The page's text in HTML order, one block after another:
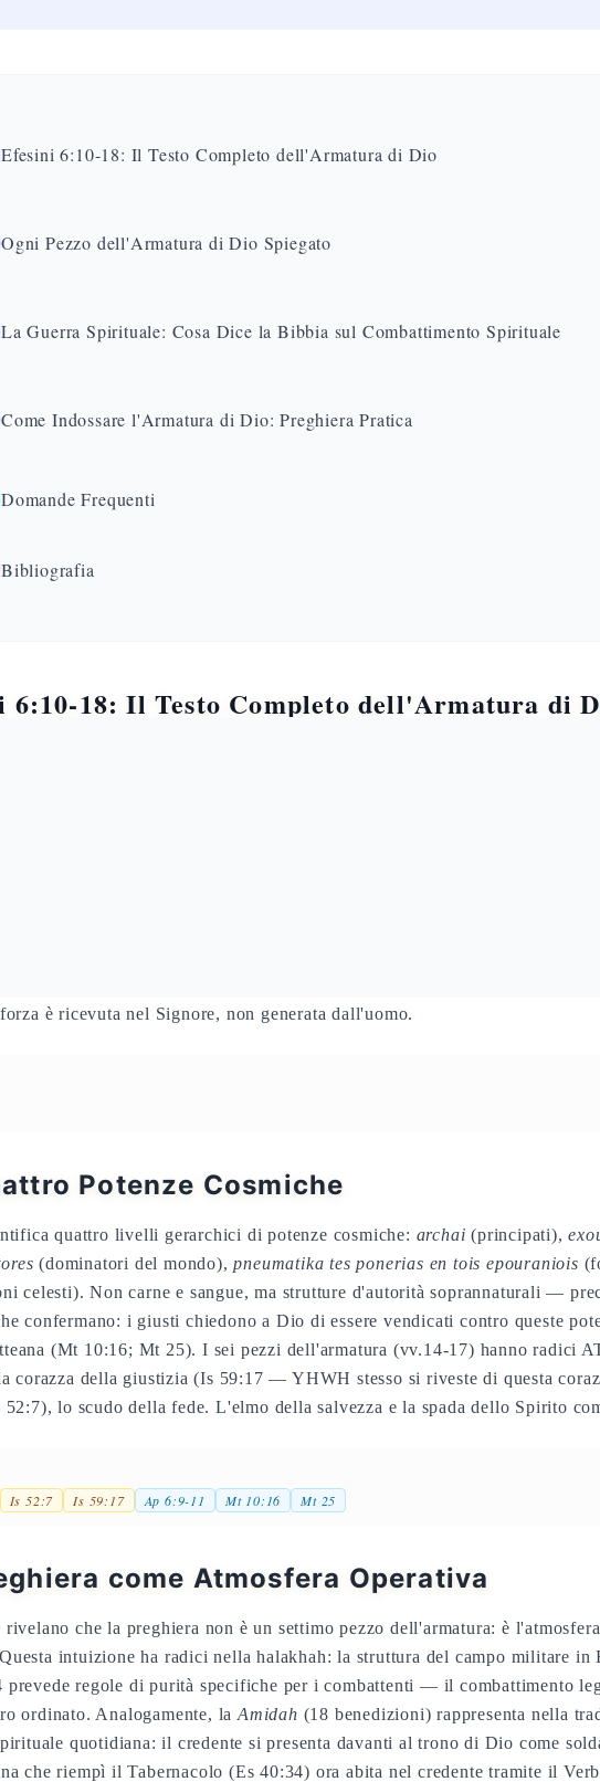
Efesini 6:10-18: Il Testo Completo dell'Armatura di Dio
Ogni Pezzo dell'Armatura di Dio Spiegato
La Guerra Spirituale: Cosa Dice la Bibbia sul Combattimento Spirituale
Come Indossare l'Armatura di Dio: Preghiera Pratica
Domande Frequenti
Bibliografia
6:10-18: Il Testo Completo dell'Armatura di
è ricevuta nel Signore, non generata dall'uomo.
Potenze Cosmiche
quattro livelli gerarchici di potenze cosmiche: archai (principati),
(dominatori del mondo),pneumatika tes ponerias en tois epouraniois
celesti). Non carne e sangue, ma strutture d'autorità soprannaturali —
confermano: i giusti chiedono a Dio di essere vendicati contro queste
(Mt 10:16; Mt 25). I sei pezzi dell'armatura (vv.14-17) hanno radici
corazza della giustizia (Is 59:17 — YHWH stesso si riveste di questa
52:7), lo scudo della fede. L'elmo della salvezza e la spada dello Spirito
Is 52:7 Is 59:17 Ap 6:9-11 Mt 10:16 Mt 25
come Atmosfera Operativa
che la preghiera non è un settimo pezzo dell'armatura: è
intuizione ha radici nella halakhah: la struttura del campo militare in
prevede regole di purità specifiche per i combattenti — il combattimento
ordinato. Analogamente, la Amidah (18 benedizioni) rappresenta nella
quotidiana: il credente si presenta davanti al trono di Dio come
che riempì il Tabernacolo (Es 40:34) ora abita nel credente tramite il